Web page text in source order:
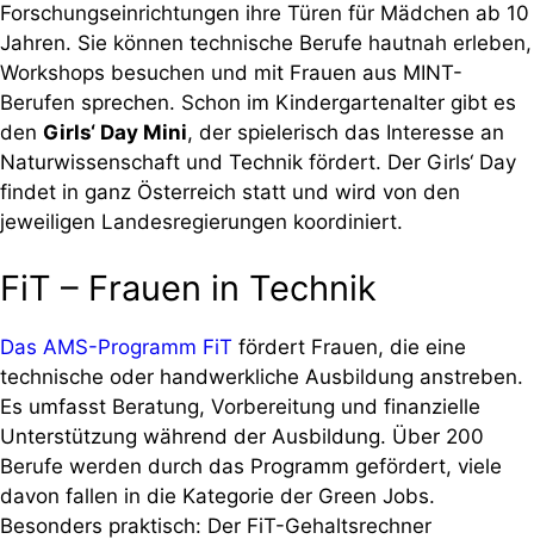
Forschungseinrichtungen ihre Türen für Mädchen ab 10
Jahren. Sie können technische Berufe hautnah erleben,
Workshops besuchen und mit Frauen aus MINT-
Berufen sprechen. Schon im Kindergartenalter gibt es
den Girls‘ Day Mini, der spielerisch das Interesse an
Naturwissenschaft und Technik fördert. Der Girls‘ Day
findet in ganz Österreich statt und wird von den
jeweiligen Landesregierungen koordiniert.
FiT – Frauen in Technik
Das AMS-Programm FiT fördert Frauen, die eine
technische oder handwerkliche Ausbildung anstreben.
Es umfasst Beratung, Vorbereitung und finanzielle
Unterstützung während der Ausbildung. Über 200
Berufe werden durch das Programm gefördert, viele
davon fallen in die Kategorie der Green Jobs.
Besonders praktisch: Der FiT-Gehaltsrechner